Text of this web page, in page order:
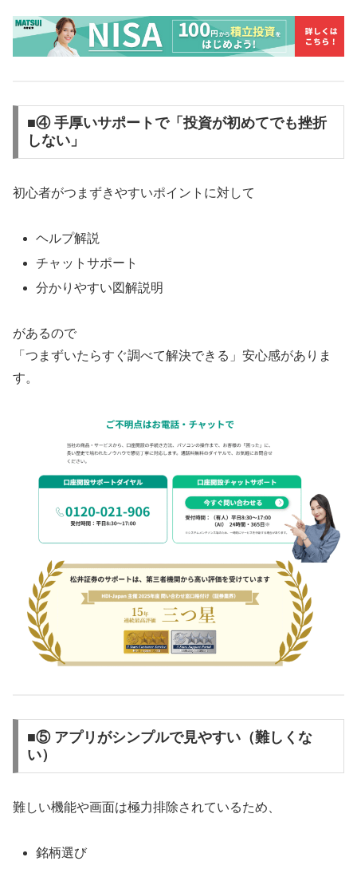
■④ 手厚いサポートで「投資が初めてでも挫折
しない」
初心者がつまずきやすいポイントに対して
ヘルプ解説
チャットサポート
分かりやすい図解説明
があるので
「つまずいたらすぐ調べて解決できる」安心感がありま
す。
■⑤ アプリがシンプルで見やすい（難しくな
い）
難しい機能や画面は極力排除されているため、
銘柄選び